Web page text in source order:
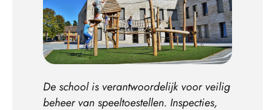
De school is verantwoordelijk voor veilig
beheer van speeltoestellen. Inspecties,